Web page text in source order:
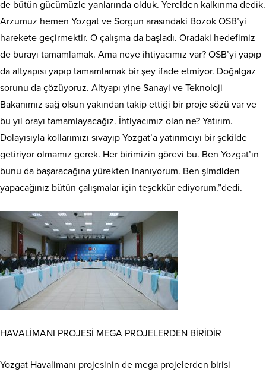
de bütün gücümüzle yanlarında olduk. Yerelden kalkınma dedik.
Arzumuz hemen Yozgat ve Sorgun arasındaki Bozok OSB’yi
harekete geçirmektir. O çalışma da başladı. Oradaki hedefimiz
de burayı tamamlamak. Ama neye ihtiyacımız var? OSB’yi yapıp
da altyapısı yapıp tamamlamak bir şey ifade etmiyor. Doğalgaz
sorunu da çözüyoruz. Altyapı yine Sanayi ve Teknoloji
Bakanımız sağ olsun yakından takip ettiği bir proje sözü var ve
bu yıl orayı tamamlayacağız. İhtiyacımız olan ne? Yatırım.
Dolayısıyla kollarımızı sıvayıp Yozgat’a yatırımcıyı bir şekilde
getiriyor olmamız gerek. Her birimizin görevi bu. Ben Yozgat’ın
bunu da başaracağına yürekten inanıyorum. Ben şimdiden
yapacağınız bütün çalışmalar için teşekkür ediyorum.”dedi.
HAVALİMANI PROJESİ MEGA PROJELERDEN BİRİDİR
Yozgat Havalimanı projesinin de mega projelerden birisi